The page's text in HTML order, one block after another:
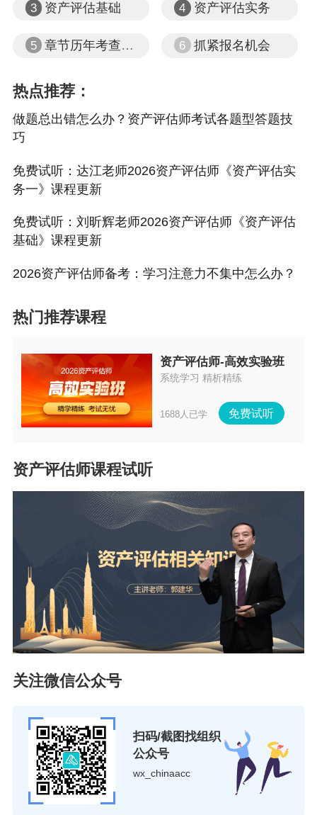
错过了报名2026年资产评估师考试？那就别错过
3 资产评估基础 4 资产评估实务
5 章节历年考查题型 6 抓紧报名机会
热点推荐：
做题总出错怎么办？资产评估师考试各题型答题技
巧
免费试听：达江老师2026资产评估师《资产评估实
务一》课程更新
免费试听：刘昕辉老师2026资产评估师《资产评估
基础》课程更新
2026资产评估师备考：学习注意力不集中怎么办？
热门推荐课程
资产评估师-高效实验班
系统学习 精析精练
1688人已学 免费试听
资产评估师课程试听
关注微信公众号
扫码/截图找组织
公众号
wx_chinaacc